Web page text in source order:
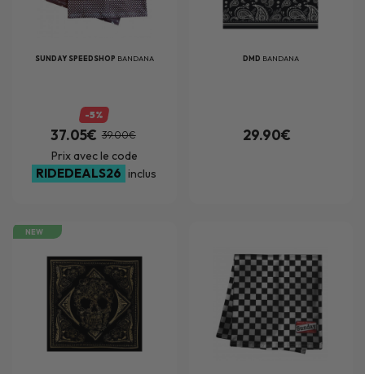
SUNDAY SPEEDSHOP BANDANA
-5%
37.05€ 39.00€
Prix avec le code
RIDEDEALS26 inclus
DMD BANDANA
29.90€
NEW